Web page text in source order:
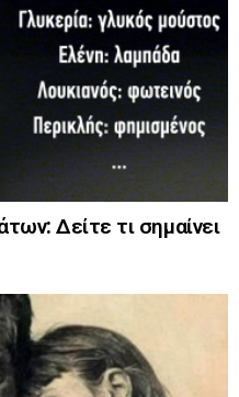
Δείτε τι σημαίνει